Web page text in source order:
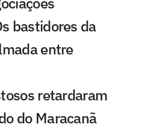
bastidores da
entre
retardaram
do Maracanã